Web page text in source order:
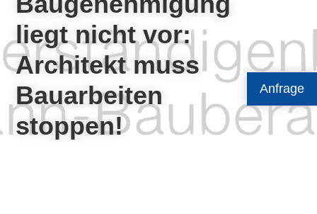
Anfrage
liegt nicht vor:
Architekt muss
Bauarbeiten
stoppen!